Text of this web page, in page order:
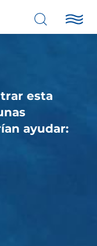
esta
ayudar: